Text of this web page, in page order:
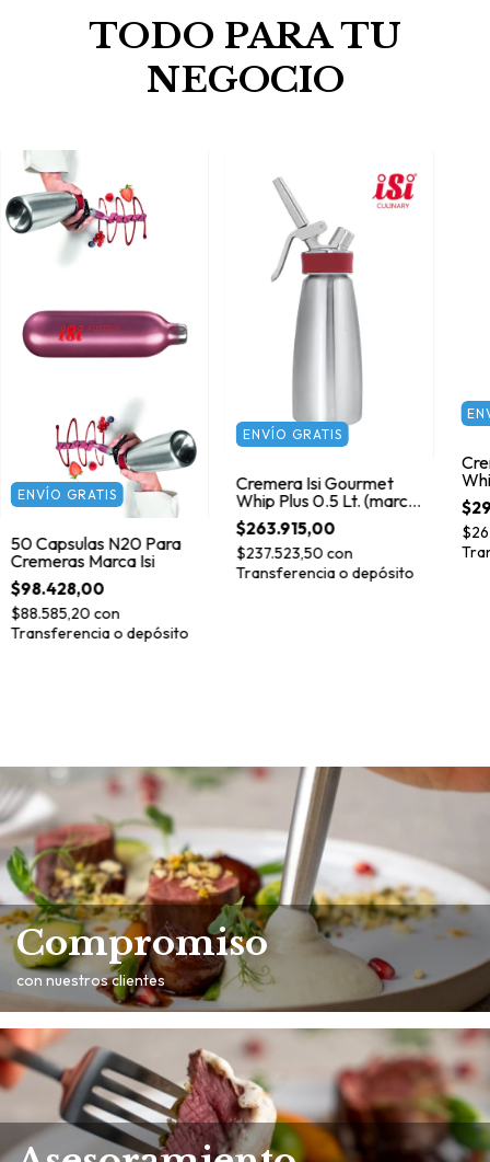
TODO PARA TU
NEGOCIO
ENVÍO GRATIS
50 Capsulas N20 Para
Cremeras Marca Isi
$98.428,00
$88.585,20 con
Transferencia o depósito
ENVÍO GRATIS
Cremera Isi Gourmet
Whip Plus 0.5 Lt. (marca
Isi Austria)
$263.915,00
$237.523,50 con
Transferencia o depósito
Compromiso
con nuestros clientes